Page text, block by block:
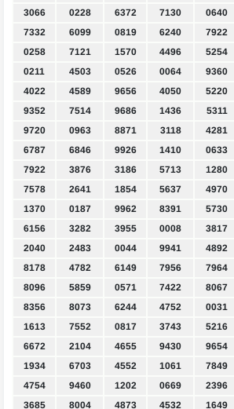
3066
0228 6372 7130 0640
7332
6099 0819 6240 7922
0258
7121 1570 4496 5254
0211
4503 0526 0064 9360
4022
4589 9656 4050 5220
9352
7514 9686 1436 5311
9720
0963 8871 3118 4281
6787
6846 9926 1410 0633
7922
3876 3186 5713 1280
7578
2641 1854 5637 4970
1370
0187 9962 8391 5730
6156
3282 3955 0008 3817
2040
2483 0044 9941 4892
8178
4782 6149 7956 7964
8096
5859 0571 7422 8067
8356
8073 6244 4752 0031
1613
7552 0817 3743 5216
6672
2104 4655 9430 9654
1934
6703 4552 1061 7849
4754
9460 1202 0669 2396
3685
8004 4873 4532 1649